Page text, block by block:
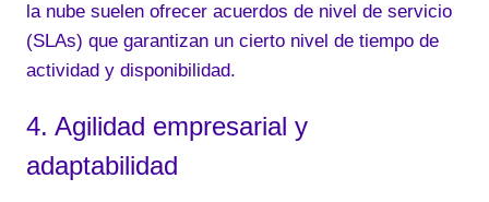
la nube suelen ofrecer acuerdos de nivel de servicio
(SLAs) que garantizan un cierto nivel de tiempo de
actividad y disponibilidad.
4. Agilidad empresarial y
adaptabilidad